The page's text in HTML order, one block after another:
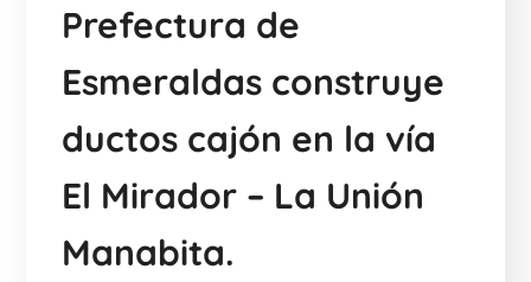
Prefectura de
Esmeraldas construye
ductos cajón en la vía
El Mirador – La Unión
Manabita.